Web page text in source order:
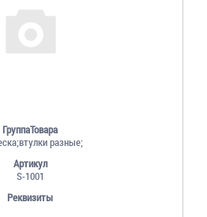
ГруппаТовара
разные;
Артикул
S-1001
Реквизиты